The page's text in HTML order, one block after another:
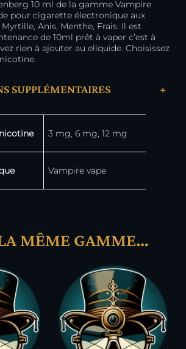
10 ml de la gamme Vampire
pour cigarette électronique aux
Anis, Menthe, Frais. Il est
de 10ml prêt à vaper c’est à
rien à ajouter au eliquide. Choisissez
SUPPLÉMENTAIRES +
3 mg, 6 mg, 12 mg
Vampire vape
MÊME GAMME…